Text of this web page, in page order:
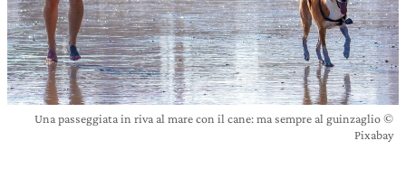
Una passeggiata in riva al mare con il cane: ma sempre al guinzaglio ©
Pixabay